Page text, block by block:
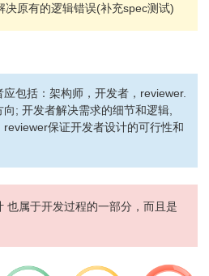
决原有的逻辑错误(补充spec测试)
包括：架构师，开发者，reviewer.
; 开发者解决需求的细节和逻辑,
保证开发者设计的可行性和
也属于开发过程的一部分，而且是